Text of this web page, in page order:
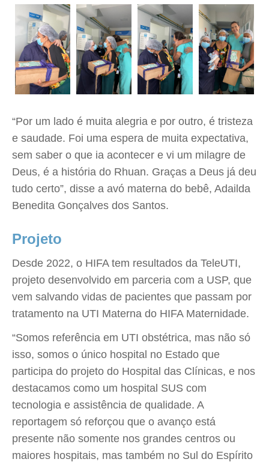
“Por um lado é muita alegria e por outro, é tristeza
e saudade. Foi uma espera de muita expectativa,
sem saber o que ia acontecer e vi um milagre de
Deus, é a história do Rhuan. Graças a Deus já deu
tudo certo”, disse a avó materna do bebê, Adailda
Benedita Gonçalves dos Santos.
Projeto
Desde 2022, o HIFA tem resultados da TeleUTI,
projeto desenvolvido em parceria com a USP, que
vem salvando vidas de pacientes que passam por
tratamento na UTI Materna do HIFA Maternidade.
“Somos referência em UTI obstétrica, mas não só
isso, somos o único hospital no Estado que
participa do projeto do Hospital das Clínicas, e nos
destacamos como um hospital SUS com
tecnologia e assistência de qualidade. A
reportagem só reforçou que o avanço está
presente não somente nos grandes centros ou
maiores hospitais, mas também no Sul do Espírito